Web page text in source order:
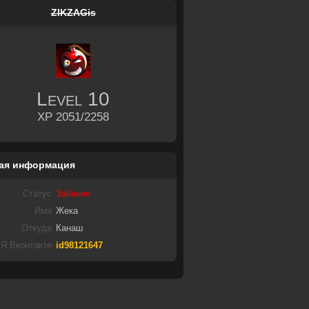
ZIKZAGis
Level 10
XP 2051/2258
информация
Статус Забанен
Имя Жека
Откуда Канаш
Я Вконтакте id98121647